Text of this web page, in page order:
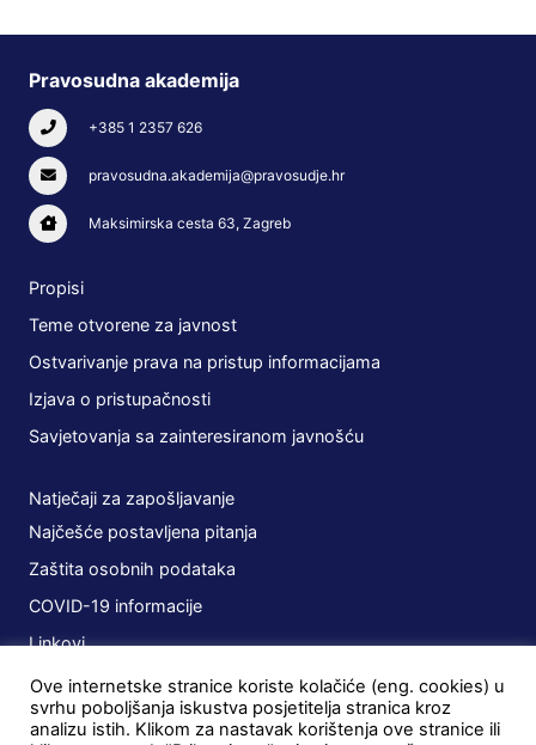
Pravosudna akademija
+385 1 2357 626
pravosudna.akademija@pravosudje.hr
Maksimirska cesta 63, Zagreb
Propisi
Teme otvorene za javnost
Ostvarivanje prava na pristup informacijama
Izjava o pristupačnosti
Savjetovanja sa zainteresiranom javnošću
Natječaji za zapošljavanje
Najčešće postavljena pitanja
Zaštita osobnih podataka
COVID-19 informacije
Linkovi
Planovi
Javna nabava
Ove internetske stranice koriste kolačiće (eng. cookies) u
svrhu poboljšanja iskustva posjetitelja stranica kroz
analizu istih. Klikom za nastavak korištenja ove stranice ili